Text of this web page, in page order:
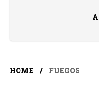
HOME FUEGOS